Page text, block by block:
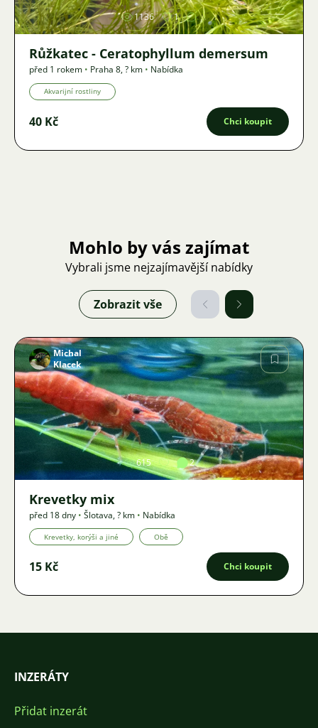
1136 1
Růžkatec - Ceratophyllum demersum
před 1 rokem • Praha 8,? km • Nabídka
Akvarijní rostliny
40 Kč Chci koupit
Mohlo by vás zajímat
Vybrali jsme nejzajímavější nabídky
Zobrazit vše
Obrázek
Michal
Klacek
615 2
Krevetky mix
před 18 dny • Šlotava,? km • Nabídka
Krevetky, korýši a jiné Obě
15 Kč Chci koupit
INZERÁTY
Přidat inzerát